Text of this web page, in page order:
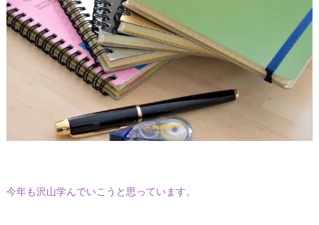
今年も沢山学んでいこうと思っています。